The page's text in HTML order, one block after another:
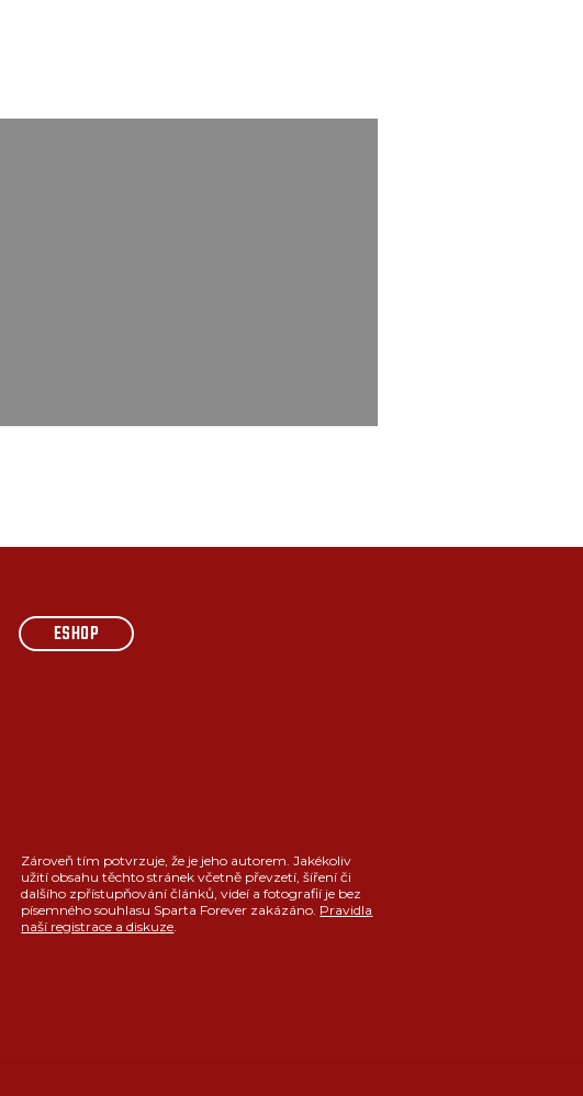
ESHOP
Zároveň tím potvrzuje, že je jeho autorem. Jakékoliv
užití obsahu těchto stránek včetně převzetí, šíření či
dalšího zpřístupňování článků, videí a fotografií je bez
písemného souhlasu Sparta Forever zakázáno. Pravidla
naší registrace a diskuze.